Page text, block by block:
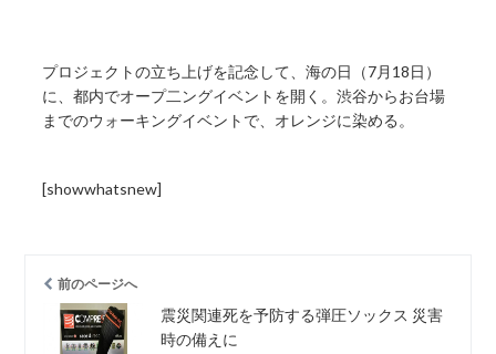
プロジェクトの立ち上げを記念して、海の日（7月18日）
に、都内でオープ二ングイベントを開く。渋谷からお台場
までのウォーキングイベントで、オレンジに染める。
[showwhatsnew]
前のページへ
震災関連死を予防する弾圧ソックス 災害
時の備えに